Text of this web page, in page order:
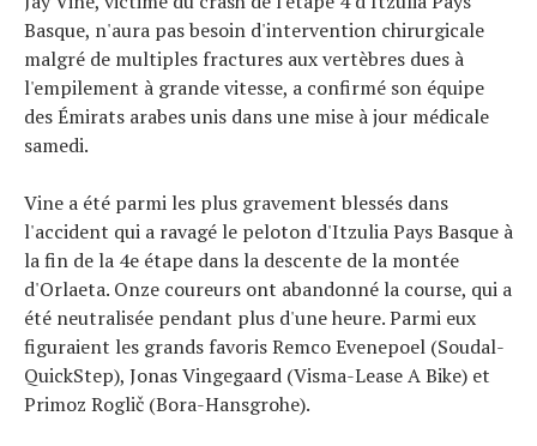
Basque, n'aura pas besoin d'intervention chirurgicale
malgré de multiples fractures aux vertèbres dues à
l'empilement à grande vitesse, a confirmé son équipe
des Émirats arabes unis dans une mise à jour médicale
samedi.
Vine a été parmi les plus gravement blessés dans
l'accident qui a ravagé le peloton d'Itzulia Pays Basque à
la fin de la 4e étape dans la descente de la montée
d'Orlaeta. Onze coureurs ont abandonné la course, qui a
été neutralisée pendant plus d'une heure. Parmi eux
figuraient les grands favoris Remco Evenepoel (Soudal-
QuickStep), Jonas Vingegaard (Visma-Lease A Bike) et
Primoz Roglič (Bora-Hansgrohe).